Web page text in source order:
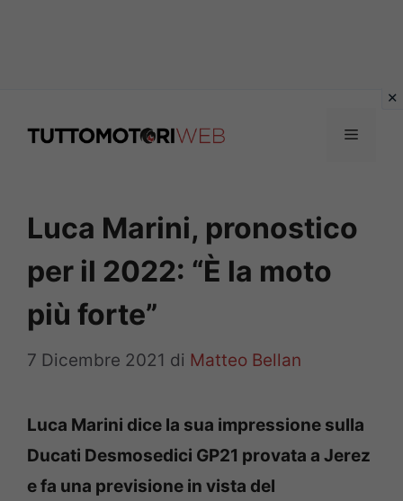
Menu
Luca Marini, pronostico
per il 2022: “È la moto
più forte”
7 Dicembre 2021 di Matteo Bellan
Luca Marini dice la sua impressione sulla
Ducati Desmosedici GP21 provata a Jerez
e fa una previsione in vista del